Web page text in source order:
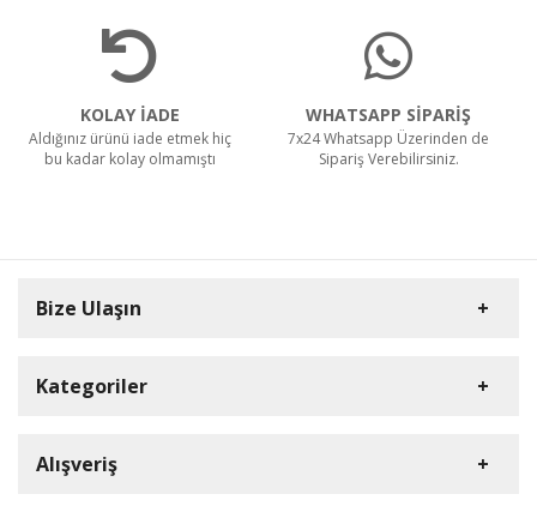
KOLAY İADE
Aldığınız ürünü iade etmek hiç
bu kadar kolay olmamıştı
WHATSAPP SİPARİŞ
7x24 Whatsapp Üzerinden de
Sipariş Verebilirsiniz.
Bize Ulaşın
Kategoriler
Rulopak
Alışveriş